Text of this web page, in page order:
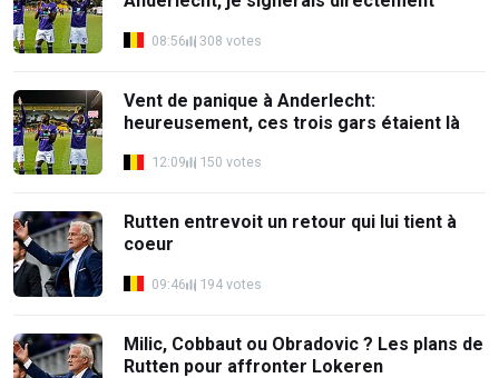
08:56 308 votes
Vent de panique à Anderlecht:
heureusement, ces trois gars étaient là
12:09 150 votes
Rutten entrevoit un retour qui lui tient à
coeur
09:46 194 votes
Milic, Cobbaut ou Obradovic ? Les plans de
Rutten pour affronter Lokeren